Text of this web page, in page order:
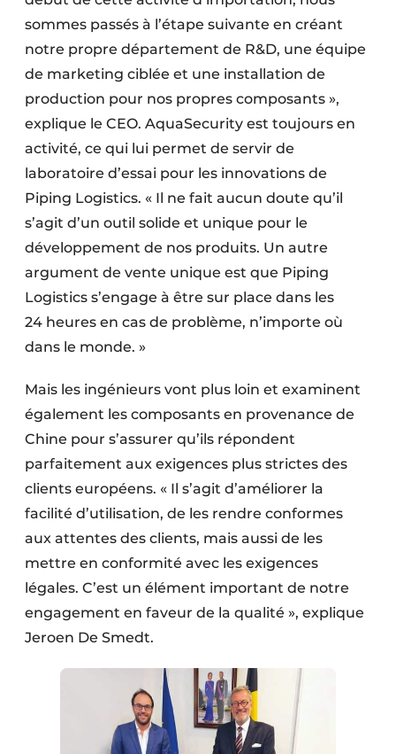
sommes passés à l’étape suivante en créant
notre propre département de R&D, une équipe
de marketing ciblée et une installation de
production pour nos propres composants »,
explique le CEO. AquaSecurity est toujours en
activité, ce qui lui permet de servir de
laboratoire d’essai pour les innovations de
Piping Logistics. « Il ne fait aucun doute qu’il
s’agit d’un outil solide et unique pour le
développement de nos produits. Un autre
argument de vente unique est que Piping
Logistics s’engage à être sur place dans les
24 heures en cas de problème, n’importe où
dans le monde. »
Mais les ingénieurs vont plus loin et examinent
également les composants en provenance de
Chine pour s’assurer qu’ils répondent
parfaitement aux exigences plus strictes des
clients européens. « Il s’agit d’améliorer la
facilité d’utilisation, de les rendre conformes
aux attentes des clients, mais aussi de les
mettre en conformité avec les exigences
légales. C’est un élément important de notre
engagement en faveur de la qualité », explique
Jeroen De Smedt.